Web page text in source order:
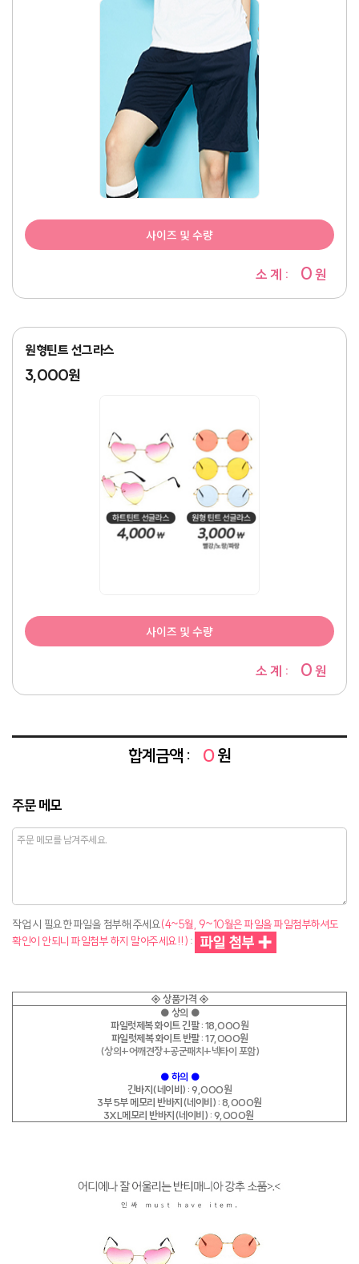
사이즈 및 수량
소 계 : 0원
원형틴트 선그라스
3,000원
사이즈 및 수량
소 계 : 0원
합계금액 : 0원
주문 메모
작업 시 필요한 파일을 첨부해 주세요(4~5월, 9~10월은 파일을 파일첨부하셔도
확인이 안되니 파일첨부 하지 말아주세요!!) :
◈ 상품가격 ◈
●상의 ●
파일럿제복 화이트 긴팔 : 18,000원
파일럿제복 화이트 반팔 : 17,000원
(상의+어깨견장+공군패치+넥타이 포함)
●하의 ●
긴바지(네이비) : 9,000원
3부5부메모리 반바지(네이비) : 8,000원
3XL메모리 반바지(네이비) : 9,000원